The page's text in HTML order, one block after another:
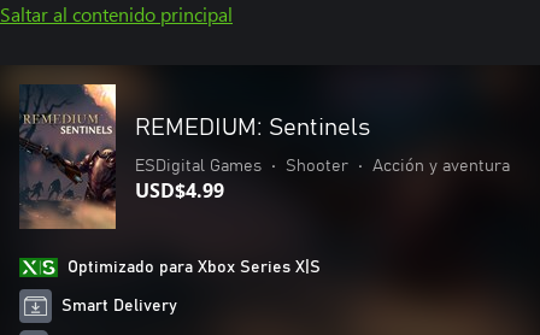
Saltar al contenido principal
REMEDIUM: Sentinels
ESDigital Games • Shooter • Acción y aventura
USD$4.99
Optimizado para Xbox Series X|S
Smart Delivery